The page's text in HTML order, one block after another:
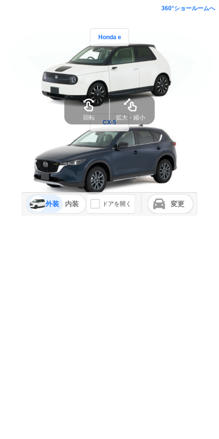
360°ショールームへ
Honda e
CX-5
外装 内装 ドアを開く 変更
回転 拡大・縮小